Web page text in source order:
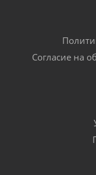
Согласие на